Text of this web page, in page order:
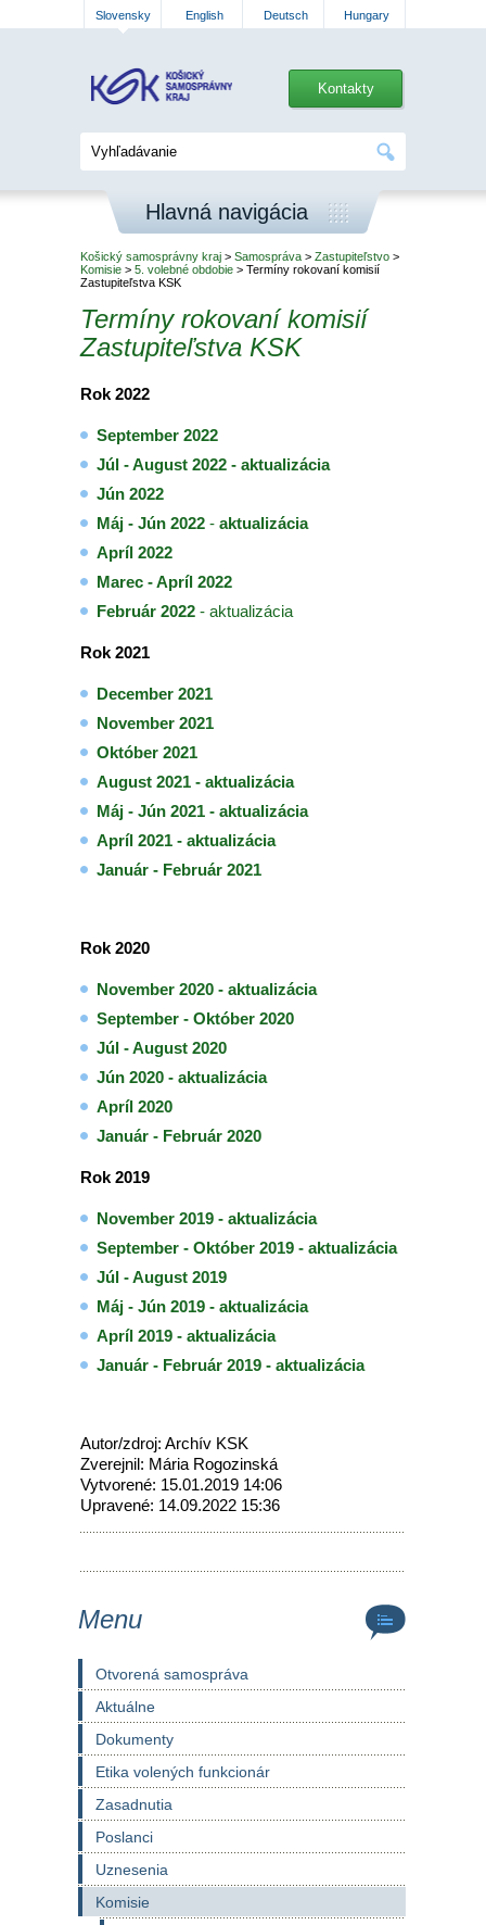
Slovensky English Deutsch Hungary
Kontakty
Hlavná navigácia
Košický samosprávny kraj > Samospráva > Zastupiteľstvo >
Komisie > 5. volebné obdobie > Termíny rokovaní komisií
Zastupiteľstva KSK
Termíny rokovaní komisií
Zastupiteľstva KSK
Rok 2022
September 2022
Júl - August 2022 - aktualizácia
Jún 2022
Máj - Jún 2022 - aktualizácia
Apríl 2022
Marec - Apríl 2022
Február 2022 - aktualizácia
Rok 2021
December 2021
November 2021
Október 2021
August 2021 - aktualizácia
Máj - Jún 2021 - aktualizácia
Apríl 2021 - aktualizácia
Január - Február 2021
Rok 2020
November 2020 - aktualizácia
September - Október 2020
Júl - August 2020
Jún 2020 - aktualizácia
Apríl 2020
Január - Február 2020
Rok 2019
November 2019 - aktualizácia
September - Október 2019 - aktualizácia
Júl - August 2019
Máj - Jún 2019 - aktualizácia
Apríl 2019 - aktualizácia
Január - Február 2019 - aktualizácia
Autor/zdroj: Archív KSK
Zverejnil: Mária Rogozinská
Vytvorené: 15.01.2019 14:06
Upravené: 14.09.2022 15:36
Menu
Otvorená samospráva
Aktuálne
Dokumenty
Etika volených funkcionár
Zasadnutia
Poslanci
Uznesenia
Komisie